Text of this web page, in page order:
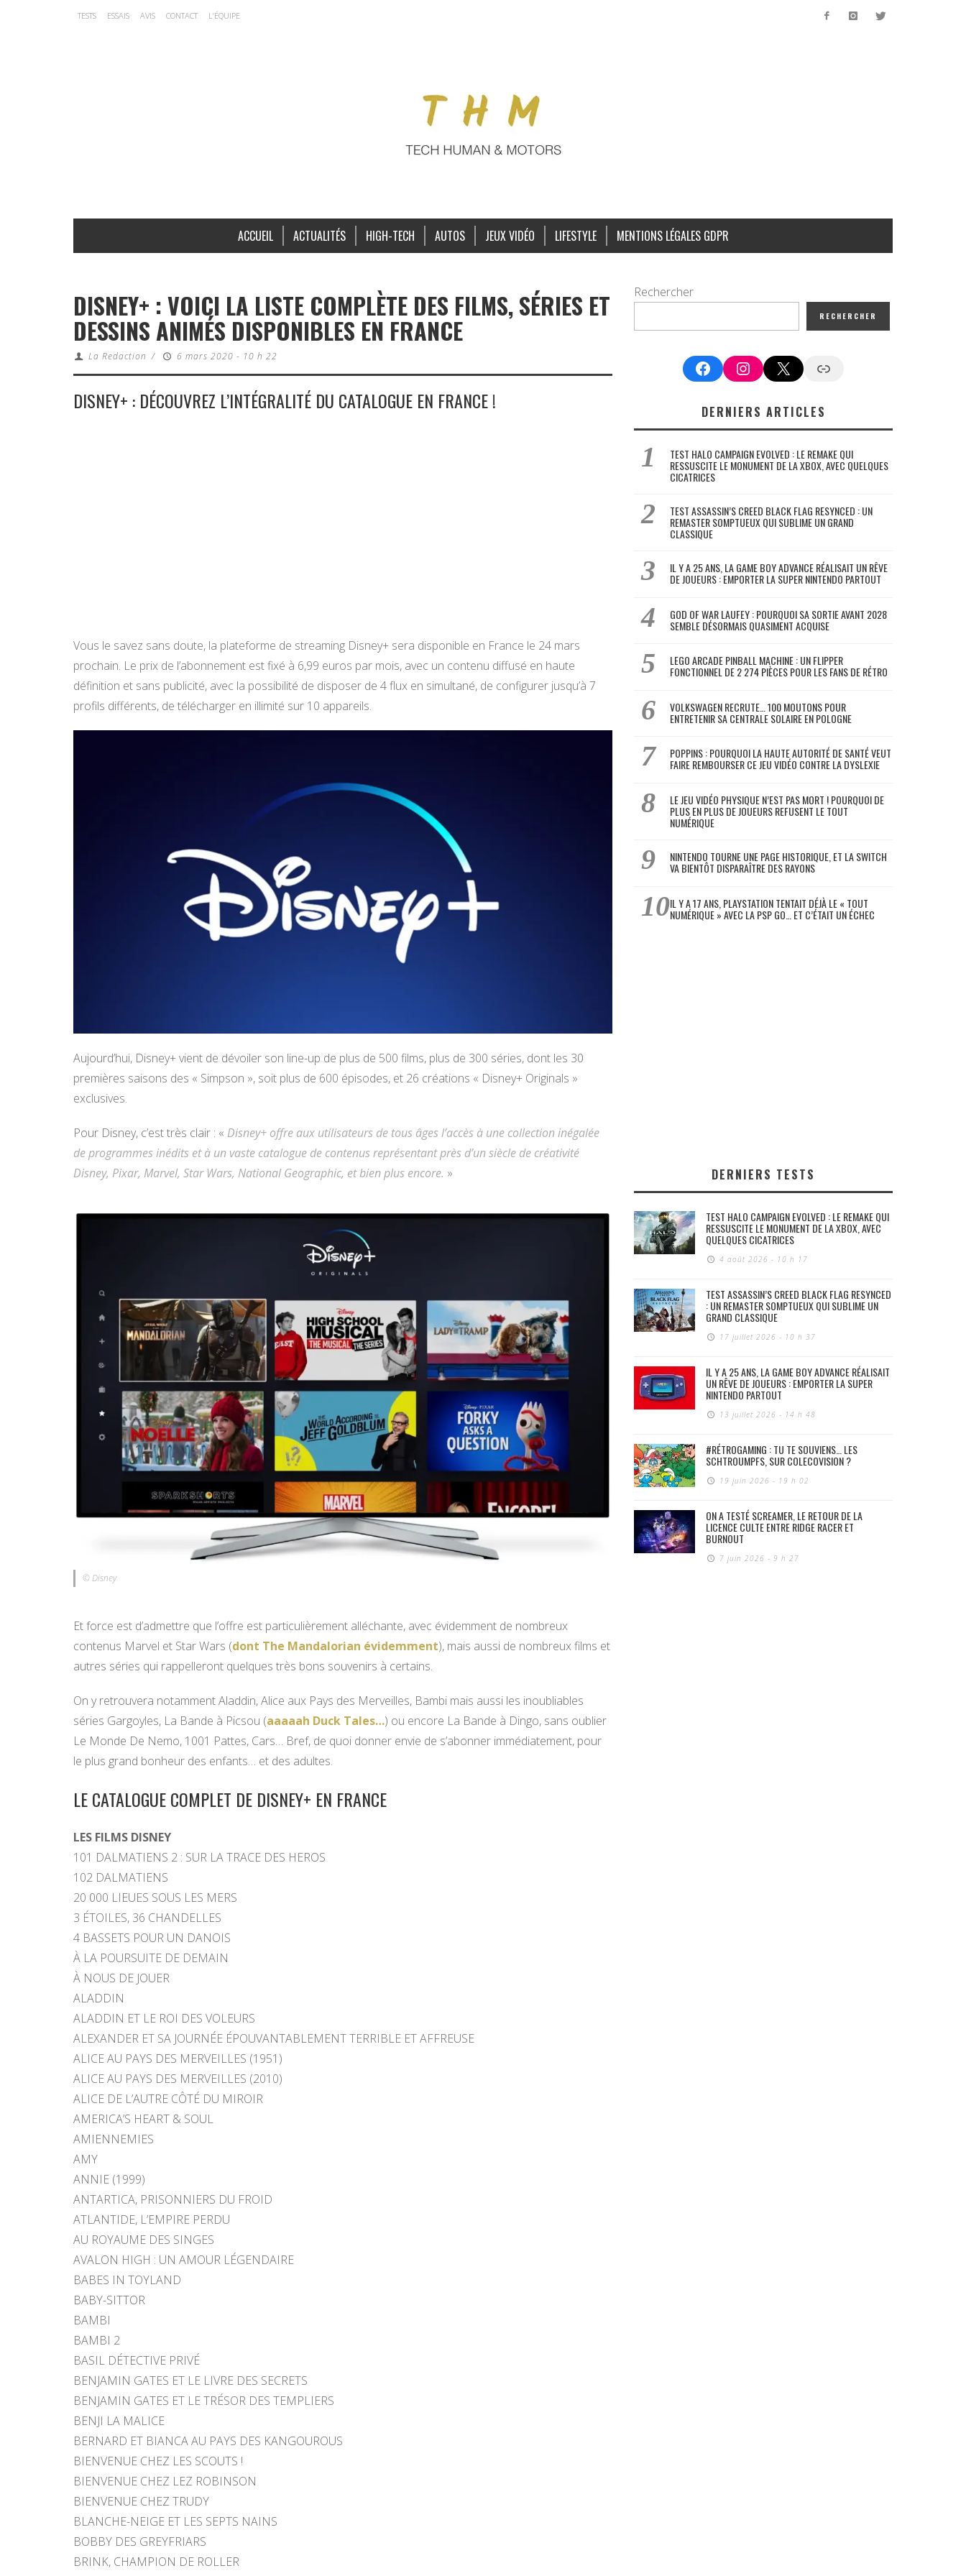
TESTS ESSAIS AVIS CONTACT L’ÉQUIPE
ACCUEIL ACTUALITÉS HIGH-TECH AUTOS JEUX VIDÉO LIFESTYLE MENTIONS LÉGALES GDPR
DISNEY+ : VOICI LA LISTE COMPLÈTE DES FILMS, SÉRIES ET
DESSINS ANIMÉS DISPONIBLES EN FRANCE
La Redaction / 6 mars 2020 - 10 h 22
DISNEY+ : DÉCOUVREZ L’INTÉGRALITÉ DU CATALOGUE EN FRANCE !
Vous le savez sans doute, la plateforme de streaming Disney+ sera disponible en France le 24 mars
prochain. Le prix de l’abonnement est fixé à 6,99 euros par mois, avec un contenu diffusé en haute
définition et sans publicité, avec la possibilité de disposer de 4 flux en simultané, de configurer jusqu’à 7
profils différents, de télécharger en illimité sur 10 appareils.
Aujourd’hui, Disney+ vient de dévoiler son line-up de plus de 500 films, plus de 300 séries, dont les 30
premières saisons des « Simpson », soit plus de 600 épisodes, et 26 créations « Disney+ Originals »
exclusives.
Pour Disney, c’est très clair : « Disney+ offre aux utilisateurs de tous âges l’accès à une collection inégalée
de programmes inédits et à un vaste catalogue de contenus représentant près d’un siècle de créativité
Disney, Pixar, Marvel, Star Wars, National Geographic, et bien plus encore. »
© Disney
Et force est d’admettre que l’offre est particulièrement alléchante, avec évidemment de nombreux
contenus Marvel et Star Wars (dont The Mandalorian évidemment), mais aussi de nombreux films et
autres séries qui rappelleront quelques très bons souvenirs à certains.
On y retrouvera notamment Aladdin, Alice aux Pays des Merveilles, Bambi mais aussi les inoubliables
séries Gargoyles, La Bande à Picsou (aaaaah Duck Tales…) ou encore La Bande à Dingo, sans oublier
Le Monde De Nemo, 1001 Pattes, Cars… Bref, de quoi donner envie de s’abonner immédiatement, pour
le plus grand bonheur des enfants… et des adultes.
LE CATALOGUE COMPLET DE DISNEY+ EN FRANCE
LES FILMS DISNEY
101 DALMATIENS 2 : SUR LA TRACE DES HEROS
102 DALMATIENS
20 000 LIEUES SOUS LES MERS
3 ÉTOILES, 36 CHANDELLES
4 BASSETS POUR UN DANOIS
À LA POURSUITE DE DEMAIN
À NOUS DE JOUER
ALADDIN
ALADDIN ET LE ROI DES VOLEURS
ALEXANDER ET SA JOURNÉE ÉPOUVANTABLEMENT TERRIBLE ET AFFREUSE
ALICE AU PAYS DES MERVEILLES (1951)
ALICE AU PAYS DES MERVEILLES (2010)
ALICE DE L’AUTRE CÔTÉ DU MIROIR
AMERICA’S HEART & SOUL
AMIENNEMIES
AMY
ANNIE (1999)
ANTARTICA, PRISONNIERS DU FROID
ATLANTIDE, L’EMPIRE PERDU
AU ROYAUME DES SINGES
AVALON HIGH : UN AMOUR LÉGENDAIRE
BABES IN TOYLAND
BABY-SITTOR
BAMBI
BAMBI 2
BASIL DÉTECTIVE PRIVÉ
BENJAMIN GATES ET LE LIVRE DES SECRETS
BENJAMIN GATES ET LE TRÉSOR DES TEMPLIERS
BENJI LA MALICE
BERNARD ET BIANCA AU PAYS DES KANGOUROUS
BIENVENUE CHEZ LES SCOUTS !
BIENVENUE CHEZ LEZ ROBINSON
BIENVENUE CHEZ TRUDY
BLANCHE-NEIGE ET LES SEPTS NAINS
BOBBY DES GREYFRIARS
BRINK, CHAMPION DE ROLLER
Rechercher
RECHERCHER
FacebookInstagram
X Google News
DERNIERS ARTICLES
TEST HALO CAMPAIGN EVOLVED : LE REMAKE QUI
RESSUSCITE LE MONUMENT DE LA XBOX, AVEC QUELQUES
CICATRICES
TEST ASSASSIN’S CREED BLACK FLAG RESYNCED : UN
REMASTER SOMPTUEUX QUI SUBLIME UN GRAND
CLASSIQUE
IL Y A 25 ANS, LA GAME BOY ADVANCE RÉALISAIT UN RÊVE
DE JOUEURS : EMPORTER LA SUPER NINTENDO PARTOUT
GOD OF WAR LAUFEY : POURQUOI SA SORTIE AVANT 2028
SEMBLE DÉSORMAIS QUASIMENT ACQUISE
LEGO ARCADE PINBALL MACHINE : UN FLIPPER
FONCTIONNEL DE 2 274 PIÈCES POUR LES FANS DE RÉTRO
VOLKSWAGEN RECRUTE… 100 MOUTONS POUR
ENTRETENIR SA CENTRALE SOLAIRE EN POLOGNE
POPPINS : POURQUOI LA HAUTE AUTORITÉ DE SANTÉ VEUT
FAIRE REMBOURSER CE JEU VIDÉO CONTRE LA DYSLEXIE
LE JEU VIDÉO PHYSIQUE N’EST PAS MORT ! POURQUOI DE
PLUS EN PLUS DE JOUEURS REFUSENT LE TOUT
NUMÉRIQUE
NINTENDO TOURNE UNE PAGE HISTORIQUE, ET LA SWITCH
VA BIENTÔT DISPARAÎTRE DES RAYONS
IL Y A 17 ANS, PLAYSTATION TENTAIT DÉJÀ LE « TOUT
NUMÉRIQUE » AVEC LA PSP GO… ET C’ÉTAIT UN ÉCHEC
DERNIERS TESTS
TEST HALO CAMPAIGN EVOLVED : LE REMAKE QUI
RESSUSCITE LE MONUMENT DE LA XBOX, AVEC
QUELQUES CICATRICES
4 août 2026 - 10 h 17
TEST ASSASSIN’S CREED BLACK FLAG RESYNCED
: UN REMASTER SOMPTUEUX QUI SUBLIME UN
GRAND CLASSIQUE
17 juillet 2026 - 10 h 37
IL Y A 25 ANS, LA GAME BOY ADVANCE RÉALISAIT
UN RÊVE DE JOUEURS : EMPORTER LA SUPER
NINTENDO PARTOUT
13 juillet 2026 - 14 h 48
#RÉTROGAMING : TU TE SOUVIENS… LES
SCHTROUMPFS, SUR COLECOVISION ?
19 juin 2026 - 19 h 02
ON A TESTÉ SCREAMER, LE RETOUR DE LA
LICENCE CULTE ENTRE RIDGE RACER ET
BURNOUT
7 juin 2026 - 9 h 27